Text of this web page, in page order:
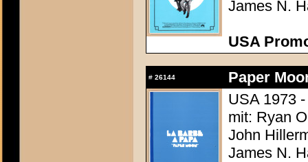
James N.
USA
# 26144
Paper
USA 1973
mit: Ryan
John
James N.